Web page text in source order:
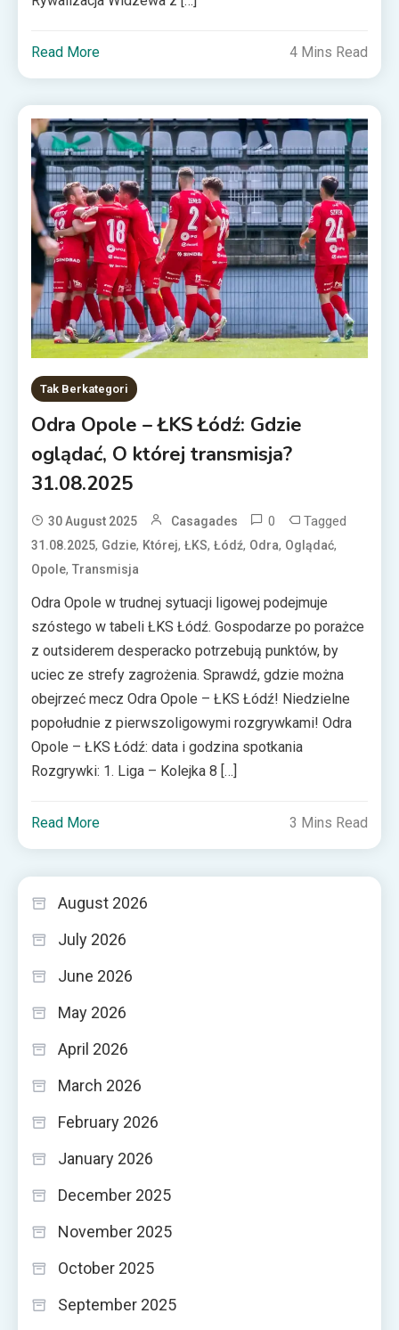
Read More 4 Mins Read
Tak Berkategori
Odra Opole – ŁKS Łódź: Gdzie
oglądać, O której transmisja?
31.08.2025
30 August 2025 Casagades 0 Tagged
31.08.2025, Gdzie, Której,ŁKS,Łódź, Odra, Oglądać,
Opole,Transmisja
Odra Opole w trudnej sytuacji ligowej podejmuje
szóstego w tabeli ŁKS Łódź. Gospodarze po porażce
z outsiderem desperacko potrzebują punktów, by
uciec ze strefy zagrożenia. Sprawdź, gdzie można
obejrzeć mecz Odra Opole – ŁKS Łódź! Niedzielne
popołudnie z pierwszoligowymi rozgrywkami! Odra
Opole – ŁKS Łódź: data i godzina spotkania
Rozgrywki: 1. Liga – Kolejka 8 […]
Read More 3 Mins Read
August 2026
July 2026
June 2026
May 2026
April 2026
March 2026
February 2026
January 2026
December 2025
November 2025
October 2025
September 2025